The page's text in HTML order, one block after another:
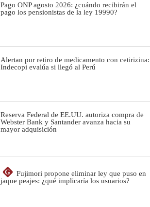
Pago ONP agosto 2026: ¿cuándo recibirán el
pago los pensionistas de la ley 19990?
Alertan por retiro de medicamento con cetirizina:
Indecopi evalúa si llegó al Perú
Reserva Federal de EE.UU. autoriza compra de
Webster Bank y Santander avanza hacia su
mayor adquisición
G
Fujimori propone eliminar ley que puso en
jaque peajes: ¿qué implicaría los usuarios?